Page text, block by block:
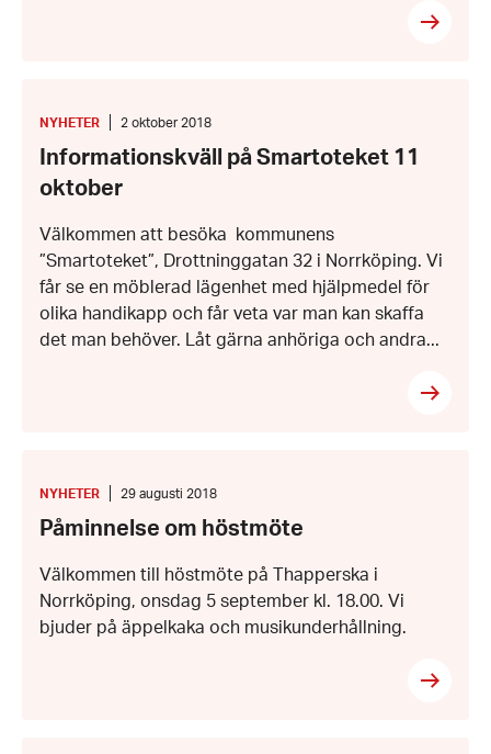
Smartoteket
oktober
KATEGORI
NYHETER
Datum:
oktober
2 oktober 2018
Informationskväll på Smartoteket 11
oktober
Välkommen att besöka kommunens
”Smartoteket”, Drottninggatan 32 i Norrköping. Vi
får se en möblerad lägenhet med hjälpmedel för
olika handikapp och får veta var man kan skaffa
det man behöver. Låt gärna anhöriga och andra...
höstmöte
KATEGORI
NYHETER
Datum:
augusti
29 augusti 2018
Påminnelse om höstmöte
Välkommen till höstmöte på Thapperska i
Norrköping, onsdag 5 september kl. 18.00. Vi
bjuder på äppelkaka och musikunderhållning.